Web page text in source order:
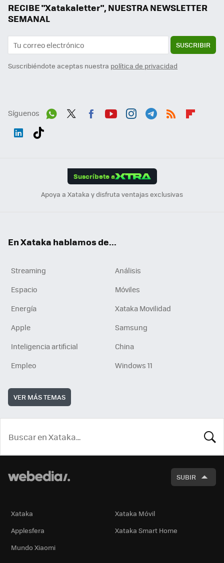
RECIBE "Xatakaletter", NUESTRA NEWSLETTER
SEMANAL
SUSCRIBIR
Suscribiéndote aceptas nuestra política de privacidad
Síguenos
Suscríbete a
Apoya a Xataka y disfruta ventajas exclusivas
En Xataka hablamos de...
Streaming
Análisis
Espacio
Móviles
Energía
Xataka Movilidad
Apple
Samsung
Inteligencia artificial
China
Empleo
Windows 11
VER MÁS TEMAS
SUBIR
Xataka
Xataka Móvil
Applesfera
Xataka Smart Home
Mundo Xiaomi